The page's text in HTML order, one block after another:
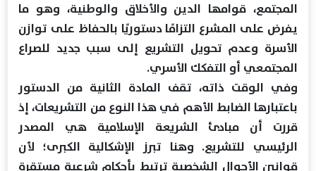
المجتمع، قوامها الدين والأخلاق والوطنية، وهو ما
يفرض على المشرع التزامًا دستوريًا بالحفاظ على توازن
الأسرة وعدم تحويل التشريع إلى سبب جديد للصراع
المجتمعي أو التفكك الأسري.
وفي الوقت ذاته، تقف المادة الثانية من الدستور
باعتبارها الضابط الأهم في هذا النوع من التشريعات، إذ
قررت أن مبادئ الشريعة الإسلامية هي المصدر
الرئيسي للتشريع. وهنا تبرز الإشكالية الكبرى؛ لأن
قوانين الأحوال الشخصية ترتبط بأحكام شرعية مستقرة